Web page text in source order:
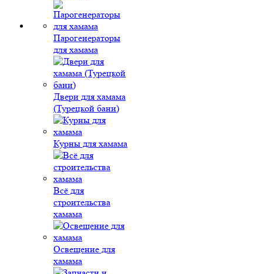
Парогенераторы
для хамама
Двери для хамама
(Турецкой бани)
Курны для хамама
Всё для
строительства
хамама
Освещение для
хамама